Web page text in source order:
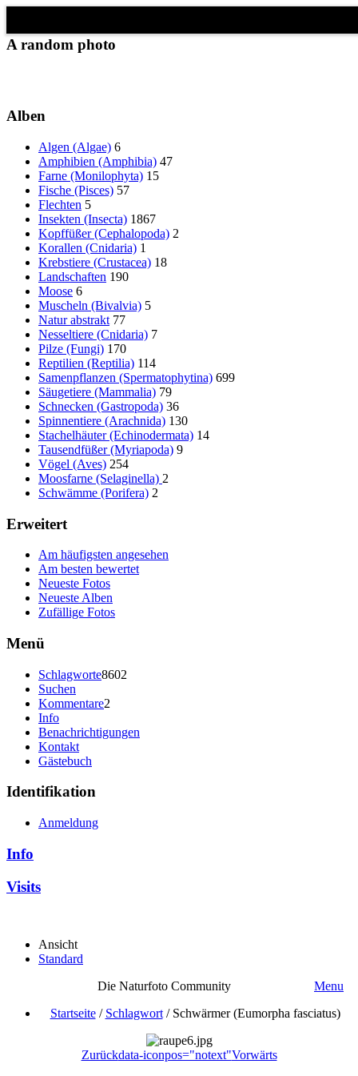
A random photo
Alben
Algen (Algae) 6
Amphibien (Amphibia) 47
Farne (Monilophyta) 15
Fische (Pisces) 57
Flechten 5
Insekten (Insecta) 1867
Kopffüßer (Cephalopoda) 2
Korallen (Cnidaria) 1
Krebstiere (Crustacea) 18
Landschaften 190
Moose 6
Muscheln (Bivalvia) 5
Natur abstrakt 77
Nesseltiere (Cnidaria) 7
Pilze (Fungi) 170
Reptilien (Reptilia) 114
Samenpflanzen (Spermatophytina) 699
Säugetiere (Mammalia) 79
Schnecken (Gastropoda) 36
Spinnentiere (Arachnida) 130
Stachelhäuter (Echinodermata) 14
Tausendfüßer (Myriapoda) 9
Vögel (Aves) 254
Moosfarne (Selaginella) 2
Schwämme (Porifera) 2
Erweitert
Am häufigsten angesehen
Am besten bewertet
Neueste Fotos
Neueste Alben
Zufällige Fotos
Menü
Schlagworte8602
Suchen
Kommentare2
Info
Benachrichtigungen
Kontakt
Gästebuch
Identifikation
Anmeldung
Info
Visits
Ansicht
Standard
Die Naturfoto Community
Menu
Startseite/ Schlagwort / Schwärmer (Eumorpha fasciatus)
Zurückdata-iconpos="notext"Vorwärts